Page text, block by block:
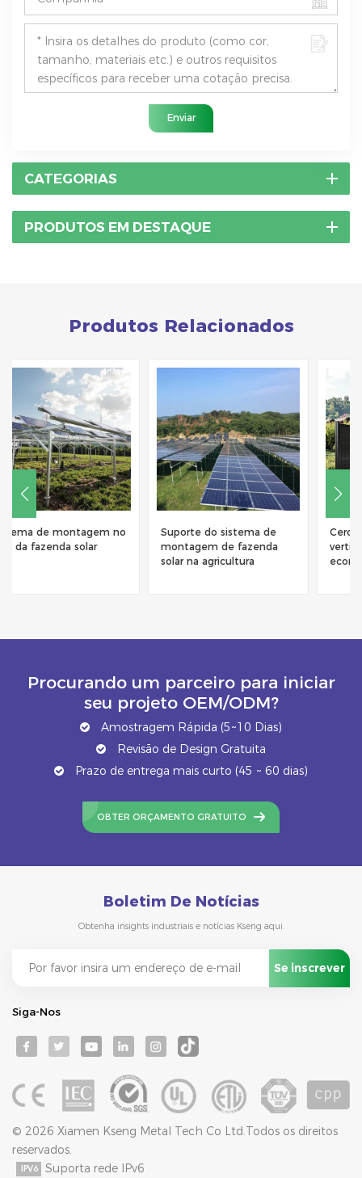
Enviar
CATEGORIAS
PRODUTOS EM DESTAQUE
Produtos Relacionados
Suporte do sistema de
montagem de fazenda
Cercas de painéis solares
verticais bifaciais que
economizam espaço para
Procurando um parceiro para iniciar
seu projeto OEM/ODM?
Amostragem Rápida (5~10 Dias)
Revisão de Design Gratuita
Prazo de entrega mais curto (45 ~ 60 dias)
OBTER ORÇAMENTO GRATUITO
Boletim De Notícias
Obtenha insights industriais e notícias Kseng aqui.
Siga-Nos
© 2026 Xiamen Kseng Metal Tech Co Ltd.Todos os direitos
reservados.
Suporta rede IPv6